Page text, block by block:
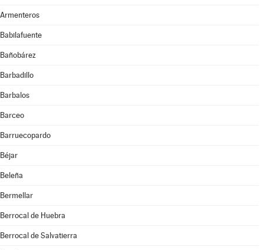
Armenteros
Babilafuente
Bañobárez
Barbadillo
Barbalos
Barceo
Barruecopardo
Béjar
Beleña
Bermellar
Berrocal de Huebra
Berrocal de Salvatierra